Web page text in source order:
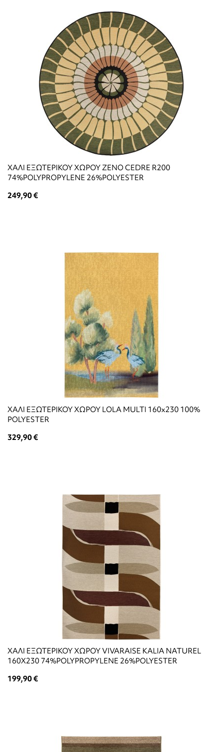
ΧΑΛΙ ΕΞΩΤΕΡΙΚΟΥ ΧΩΡΟΥ ZENO CEDRE R200
74%POLYPROPYLENE 26%POLYESTER
249,90 €
ΧΑΛΙ ΕΞΩΤΕΡΙΚΟΥ ΧΩΡΟΥ LOLA MULTI 160x230 100%
POLYESTER
329,90 €
ΧΑΛΙ ΕΞΩΤΕΡΙΚΟΥ ΧΩΡΟΥ VIVARAISE KALIA NATUREL
160X230 74%POLYPROPYLENE 26%POLYESTER
199,90 €